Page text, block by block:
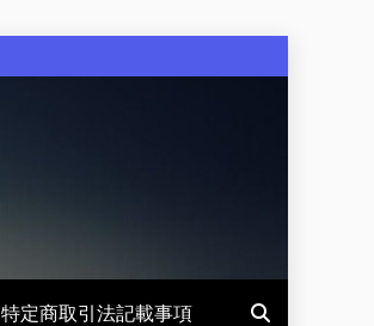
特定商取引法記載事項